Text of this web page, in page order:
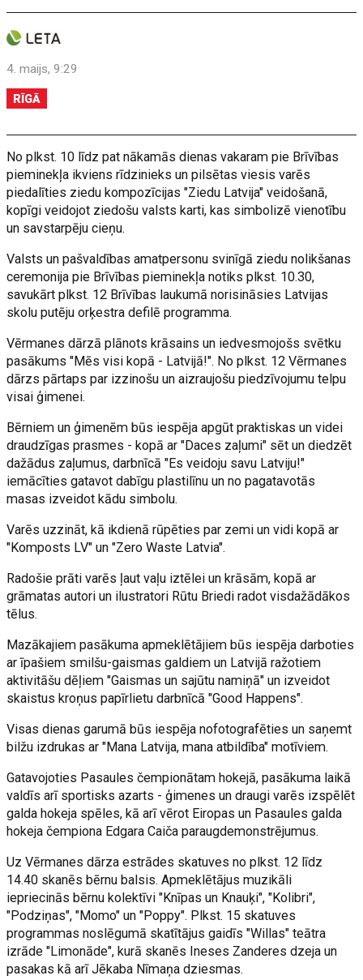
4. maijs, 9:29
RĪGĀ
No plkst. 10 līdz pat nākamās dienas vakaram pie Brīvības
pieminekļa ikviens rīdzinieks un pilsētas viesis varēs
piedalīties ziedu kompozīcijas "Ziedu Latvija" veidošanā,
kopīgi veidojot ziedošu valsts karti, kas simbolizē vienotību
un savstarpēju cieņu.
Valsts un pašvaldības amatpersonu svinīgā ziedu nolikšanas
ceremonija pie Brīvības pieminekļa notiks plkst. 10.30,
savukārt plkst. 12 Brīvības laukumā norisināsies Latvijas
skolu putēju orķestra defilē programma.
Vērmanes dārzā plānots krāsains un iedvesmojošs svētku
pasākums "Mēs visi kopā - Latvijā!". No plkst. 12 Vērmanes
dārzs pārtaps par izzinošu un aizraujošu piedzīvojumu telpu
visai ģimenei.
Bērniem un ģimenēm būs iespēja apgūt praktiskas un videi
draudzīgas prasmes - kopā ar "Daces zaļumi" sēt un diedzēt
dažādus zaļumus, darbnīcā "Es veidoju savu Latviju!"
iemācīties gatavot dabīgu plastilīnu un no pagatavotās
masas izveidot kādu simbolu.
Varēs uzzināt, kā ikdienā rūpēties par zemi un vidi kopā ar
"Komposts LV" un "Zero Waste Latvia".
Radošie prāti varēs ļaut vaļu iztēlei un krāsām, kopā ar
grāmatas autori un ilustratori Rūtu Briedi radot visdažādākos
tēlus.
Mazākajiem pasākuma apmeklētājiem būs iespēja darboties
ar īpašiem smilšu-gaismas galdiem un Latvijā ražotiem
aktivitāšu dēļiem "Gaismas un sajūtu namiņā" un izveidot
skaistus kroņus papīrlietu darbnīcā "Good Happens".
Visas dienas garumā būs iespēja nofotografēties un saņemt
bilžu izdrukas ar "Mana Latvija, mana atbildība" motīviem.
Gatavojoties Pasaules čempionātam hokejā, pasākuma laikā
valdīs arī sportisks azarts - ģimenes un draugi varēs izspēlēt
galda hokeja spēles, kā arī vērot Eiropas un Pasaules galda
hokeja čempiona Edgara Caiča paraugdemonstrējumus.
Uz Vērmanes dārza estrādes skatuves no plkst. 12 līdz
14.40 skanēs bērnu balsis. Apmeklētājus muzikāli
iepriecinās bērnu kolektīvi "Knīpas un Knauķi", "Kolibri",
"Podziņas", "Momo" un "Poppy". Plkst. 15 skatuves
programmas noslēgumā skatītājus gaidīs "Willas" teātra
izrāde "Limonāde", kurā skanēs Ineses Zanderes dzeja un
pasakas kā arī Jēkaba Nīmaņa dziesmas.